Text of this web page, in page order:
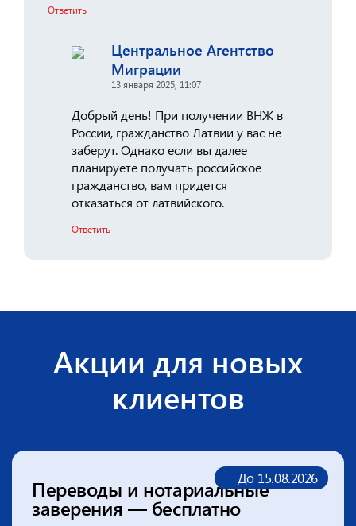
Ответить
Центральное Агентство
Миграции
13 января 2025, 11:07
Добрый день! При получении ВНЖ в
России, гражданство Латвии у вас не
заберут. Однако если вы далее
планируете получать российское
гражданство, вам придется
отказаться от латвийского.
Ответить
Акции для новых
клиентов
До 15.08.2026
Переводы и нотариальные
заверения — бесплатно